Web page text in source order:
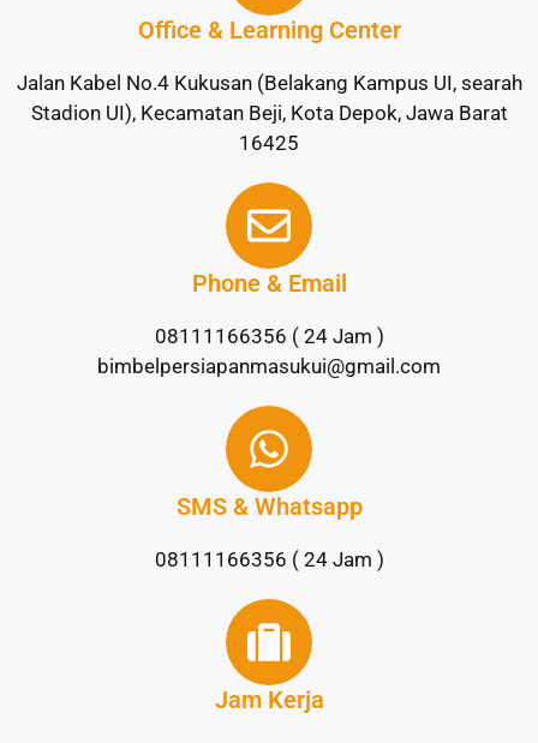
Office & Learning Center
Jalan Kabel No.4 Kukusan (Belakang Kampus UI, searah
Stadion UI), Kecamatan Beji, Kota Depok, Jawa Barat
16425
Phone & Email
08111166356 ( 24 Jam )
bimbelpersiapanmasukui@gmail.com
SMS & Whatsapp
08111166356 ( 24 Jam )
Jam Kerja